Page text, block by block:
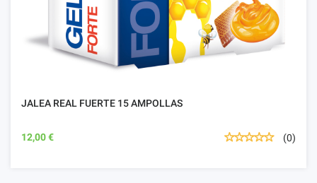
JALEA REAL FUERTE 15 AMPOLLAS
12,00 € (0)